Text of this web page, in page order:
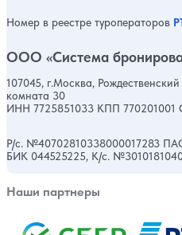
Номер в реестре туроператоров
ООО «Система
107045, г.Москва,
комната 30
ИНН 7725851033 КПП 770201001
Р/с. №40702810338000017283
БИК 044525225, К/с.
Наши партнеры